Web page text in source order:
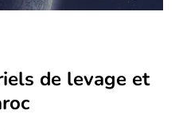
de levage et